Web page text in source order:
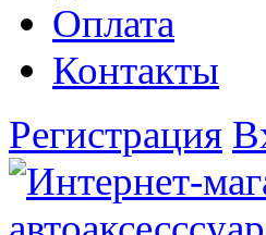
Оплата
Контакты
Регистрация